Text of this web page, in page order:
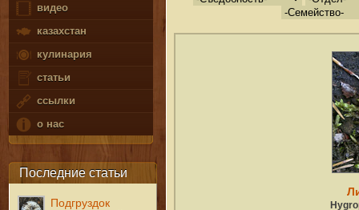
видео
казахстан
кулинария
статьи
ссылки
о нас
Последние статьи
Подгруздок